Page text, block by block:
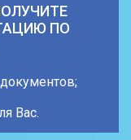
ПО
Вас.